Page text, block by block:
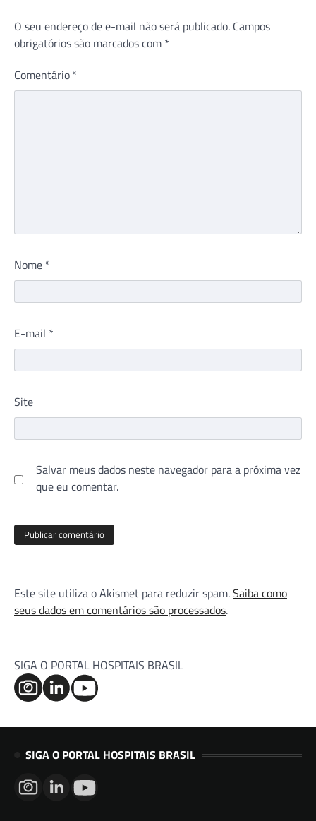
O seu endereço de e-mail não será publicado. Campos
obrigatórios são marcados com *
Comentário *
Nome *
E-mail *
Site
Salvar meus dados neste navegador para a próxima vez
que eu comentar.
Este site utiliza o Akismet para reduzir spam.Saiba como
seus dados em comentários são processados.
SIGA O PORTAL HOSPITAIS BRASIL
SIGA O PORTAL HOSPITAIS BRASIL